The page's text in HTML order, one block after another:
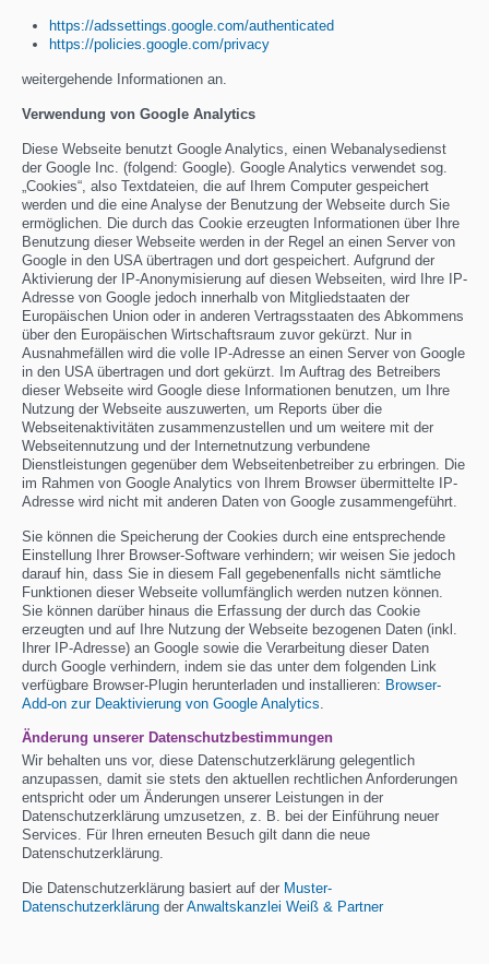
https://adssettings.google.com/authenticated
https://policies.google.com/privacy
weitergehende Informationen an.
Verwendung von Google Analytics
Diese Webseite benutzt Google Analytics, einen Webanalysedienst
der Google Inc. (folgend: Google). Google Analytics verwendet sog.
„Cookies“, also Textdateien, die auf Ihrem Computer gespeichert
werden und die eine Analyse der Benutzung der Webseite durch Sie
ermöglichen. Die durch das Cookie erzeugten Informationen über Ihre
Benutzung dieser Webseite werden in der Regel an einen Server von
Google in den USA übertragen und dort gespeichert. Aufgrund der
Aktivierung der IP-Anonymisierung auf diesen Webseiten, wird Ihre IP-
Adresse von Google jedoch innerhalb von Mitgliedstaaten der
Europäischen Union oder in anderen Vertragsstaaten des Abkommens
über den Europäischen Wirtschaftsraum zuvor gekürzt. Nur in
Ausnahmefällen wird die volle IP-Adresse an einen Server von Google
in den USA übertragen und dort gekürzt. Im Auftrag des Betreibers
dieser Webseite wird Google diese Informationen benutzen, um Ihre
Nutzung der Webseite auszuwerten, um Reports über die
Webseitenaktivitäten zusammenzustellen und um weitere mit der
Webseitennutzung und der Internetnutzung verbundene
Dienstleistungen gegenüber dem Webseitenbetreiber zu erbringen. Die
im Rahmen von Google Analytics von Ihrem Browser übermittelte IP-
Adresse wird nicht mit anderen Daten von Google zusammengeführt.
Sie können die Speicherung der Cookies durch eine entsprechende
Einstellung Ihrer Browser-Software verhindern; wir weisen Sie jedoch
darauf hin, dass Sie in diesem Fall gegebenenfalls nicht sämtliche
Funktionen dieser Webseite vollumfänglich werden nutzen können.
Sie können darüber hinaus die Erfassung der durch das Cookie
erzeugten und auf Ihre Nutzung der Webseite bezogenen Daten (inkl.
Ihrer IP-Adresse) an Google sowie die Verarbeitung dieser Daten
durch Google verhindern, indem sie das unter dem folgenden Link
verfügbare Browser-Plugin herunterladen und installieren: Browser-
Add-on zur Deaktivierung von Google Analytics.
Änderung unserer Datenschutzbestimmungen
Wir behalten uns vor, diese Datenschutzerklärung gelegentlich
anzupassen, damit sie stets den aktuellen rechtlichen Anforderungen
entspricht oder um Änderungen unserer Leistungen in der
Datenschutzerklärung umzusetzen, z. B. bei der Einführung neuer
Services. Für Ihren erneuten Besuch gilt dann die neue
Datenschutzerklärung.
Die Datenschutzerklärung basiert auf der Muster-
Datenschutzerklärung der Anwaltskanzlei Weiß & Partner